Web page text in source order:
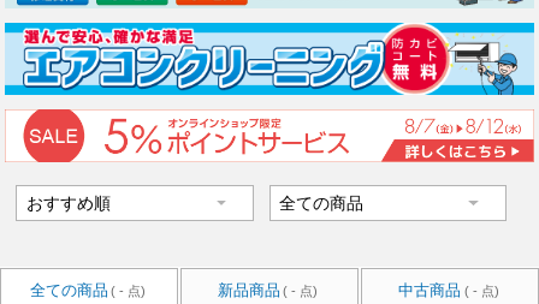
全ての商品 ( - 点) 新品商品 ( - 点) 中古商品 ( - 点)